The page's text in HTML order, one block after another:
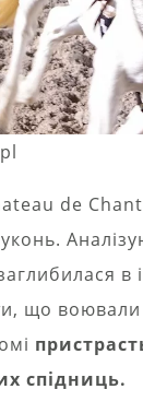
de
в
що воювали
спідниць.